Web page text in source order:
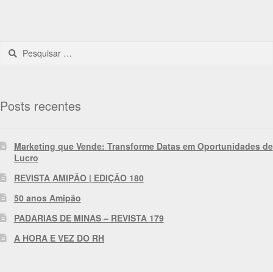
Posts recentes
Marketing que Vende: Transforme Datas em Oportunidades de
Lucro
REVISTA AMIPÃO | EDIÇÃO 180
50 anos Amipão
PADARIAS DE MINAS – REVISTA 179
A HORA E VEZ DO RH